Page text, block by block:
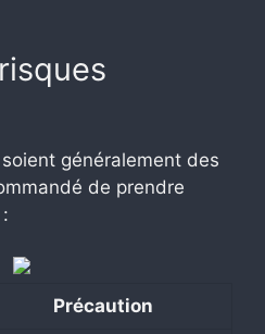
généralement des
de prendre
Précaution